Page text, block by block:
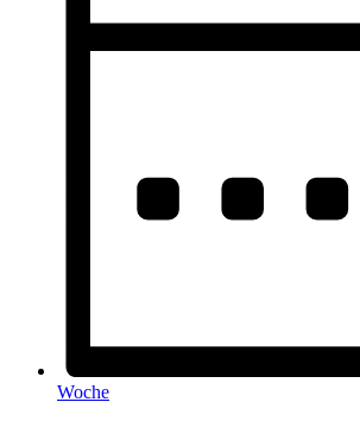
Woche